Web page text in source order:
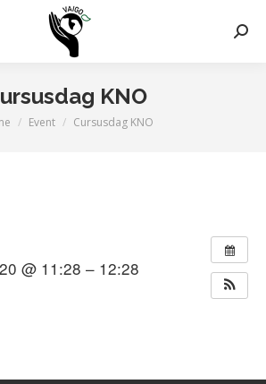
KNO
hier:
Event Cursusdag KNO
@ 11:28 – 12:28